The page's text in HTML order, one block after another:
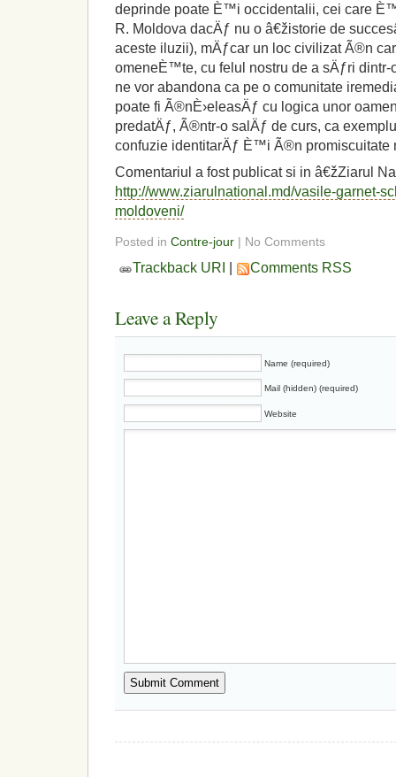
deprinde poate È™i occidentalii, cei care
R. Moldova dacÄƒ nu o â€žistorie de
aceste iluzii), mÄƒcar un loc civilizat Ã®n
omeneÈ™te, cu felul nostru de a sÄƒri
ne vor abandona ca pe o comunitate
poate fi Ã®nÈ›eleasÄƒ cu logica unor
predatÄƒ, Ã®ntr-o salÄƒ de curs, ca
confuzie identitarÄƒ È™i Ã®n promiscuitate
Comentariul a fost publicat si in â€žZiarul
http://www.ziarulnational.md/vasile-garnet-
moldoveni/
Posted in Contre-jour | No Comments
Trackback URI Comments RSS
Leave a Reply
Name (required)
Mail (hidden) (required)
Website